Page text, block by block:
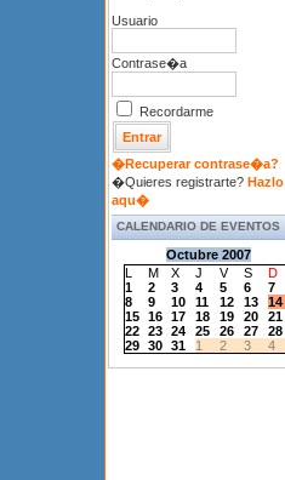
Usuario
Contrase�a
Recordarme
�Recuperar contrase�a?
�Quieres registrarte? Hazlo
aqu�
CALENDARIO DE EVENTOS
Octubre 2007
L
M X J V S
D
1
2 3 4 5 6
7
8
9 10 11 12 13
14
15
16 17 18 19 20
21
22
23 24 25 26 27
28
29
30 31 1 2 3 4